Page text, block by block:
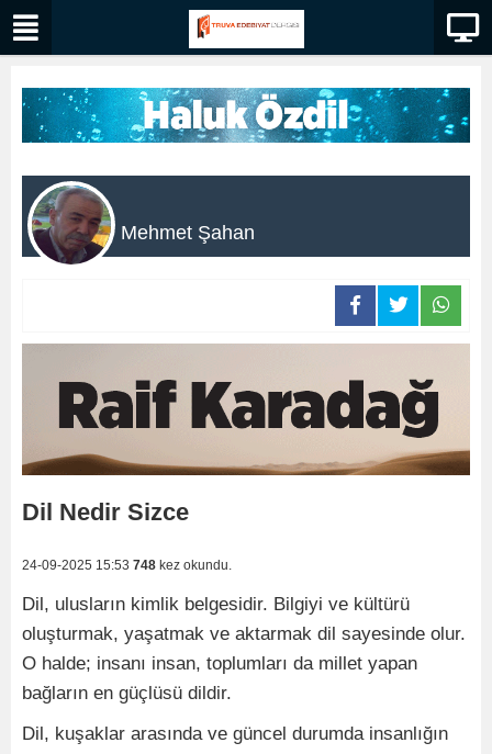
Mehmet Şahan
Dil Nedir Sizce
24-09-2025 15:53 748 kez okundu.
Dil, ulusların kimlik belgesidir. Bilgiyi ve kültürü
oluşturmak, yaşatmak ve aktarmak dil sayesinde olur.
O halde; insanı insan, toplumları da millet yapan
bağların en güçlüsü dildir.
Dil, kuşaklar arasında ve güncel durumda insanlığın